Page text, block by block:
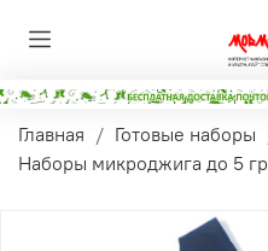
Главная
Готовые наборы
Наборы микроджига до 5 гр